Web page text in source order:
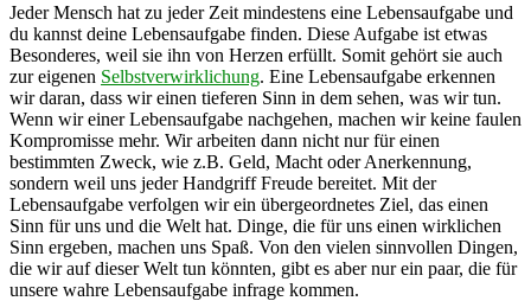
Jeder Mensch hat zu jeder Zeit mindestens eine Lebensaufgabe und
du kannst deine Lebensaufgabe finden. Diese Aufgabe ist etwas
Besonderes, weil sie ihn von Herzen erfüllt. Somit gehört sie auch
zur eigenen Selbstverwirklichung. Eine Lebensaufgabe erkennen
wir daran, dass wir einen tieferen Sinn in dem sehen, was wir tun.
Wenn wir einer Lebensaufgabe nachgehen, machen wir keine faulen
Kompromisse mehr. Wir arbeiten dann nicht nur für einen
bestimmten Zweck, wie z.B. Geld, Macht oder Anerkennung,
sondern weil uns jeder Handgriff Freude bereitet. Mit der
Lebensaufgabe verfolgen wir ein übergeordnetes Ziel, das einen
Sinn für uns und die Welt hat. Dinge, die für uns einen wirklichen
Sinn ergeben, machen uns Spaß. Von den vielen sinnvollen Dingen,
die wir auf dieser Welt tun könnten, gibt es aber nur ein paar, die für
unsere wahre Lebensaufgabe infrage kommen.